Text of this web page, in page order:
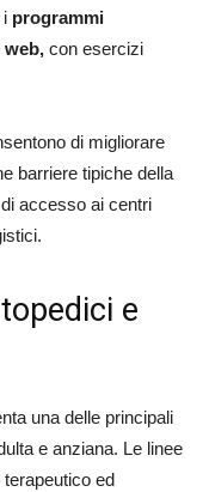
i programmi
web, con esercizi
di migliorare
barriere tipiche della
accesso ai centri
e
una delle principali
e anziana. Le linee
ed